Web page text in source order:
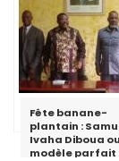
Fête banane-
plantain :
Ivaha Diboua
modèle parfait